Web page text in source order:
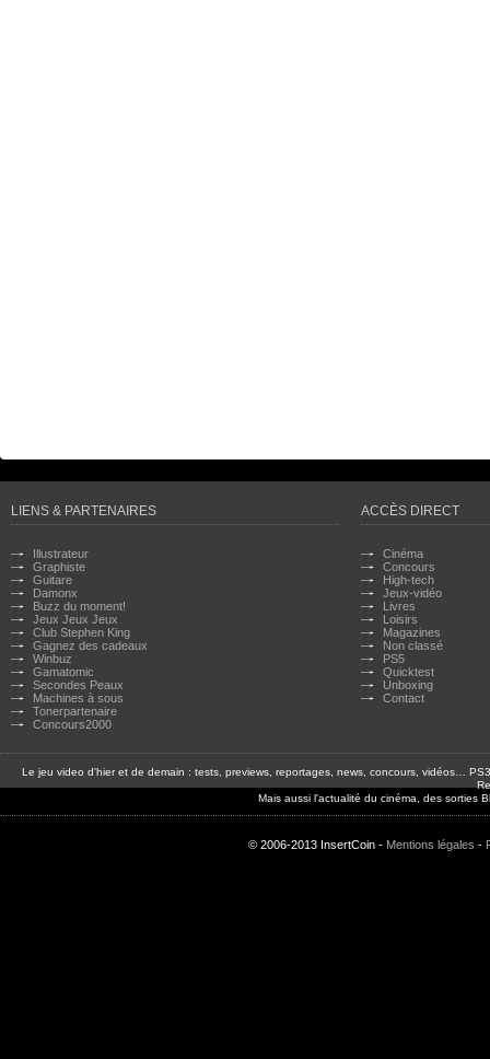
LIENS & PARTENAIRES
Illustrateur
Graphiste
Guitare
Damonx
Buzz du moment!
Jeux Jeux Jeux
Club Stephen King
Gagnez des cadeaux
Winbuz
Gamatomic
Secondes Peaux
Machines à sous
Tonerpartenaire
Concours2000
ACCÈS DIRECT
Cinéma
Concours
High-tech
Jeux-vidéo
Livres
Loisirs
Magazines
Non classé
PS5
Quicktest
Unboxing
Contact
Le jeu video d'hier et de demain : tests, previews, reportages, news, concours, vidéos…
Mais aussi l'actualité du cinéma, des sorties
© 2006-2013 InsertCoin - Mentions légales -